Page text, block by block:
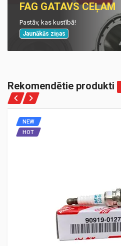
FAG GATAVS CEĻAM
Pastāv, kas kustībā!
Jaunākās ziņas
Rekomendētie produkti
NEW
HOT